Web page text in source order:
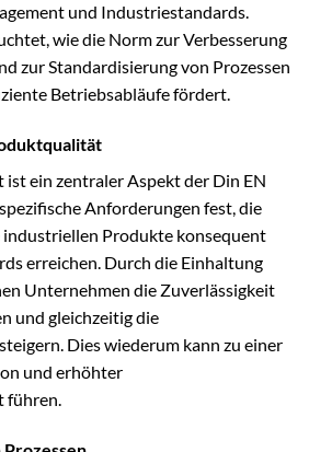
und Industriestandards.
wie die Norm zur Verbesserung
zur Standardisierung von Prozessen
Betriebsabläufe fördert.
ein zentraler Aspekt der Din EN
Anforderungen fest, die
industriellen Produkte konsequent
erreichen. Durch die Einhaltung
Unternehmen die Zuverlässigkeit
und gleichzeitig die
Dies wiederum kann zu einer
und erhöhter
führen.